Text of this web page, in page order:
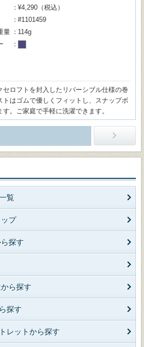
¥4,290（税込）
#1101459
量
114g
セロフトを封入したリバーシブル仕様の巻
トはゴムで優しくフィットし、スナップボ
。ご家庭で手軽に洗濯できます。
覧
プ
探す
ら探す
探す
レットから探す